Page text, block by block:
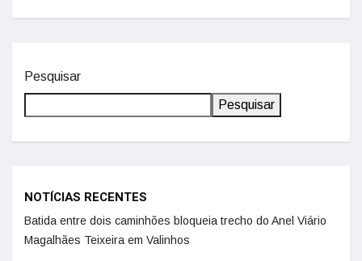
Pesquisar
Pesquisar
NOTÍCIAS RECENTES
Batida entre dois caminhões bloqueia trecho do Anel Viário
Magalhães Teixeira em Valinhos